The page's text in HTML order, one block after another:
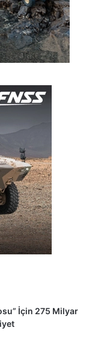
İçin 275 Milyar